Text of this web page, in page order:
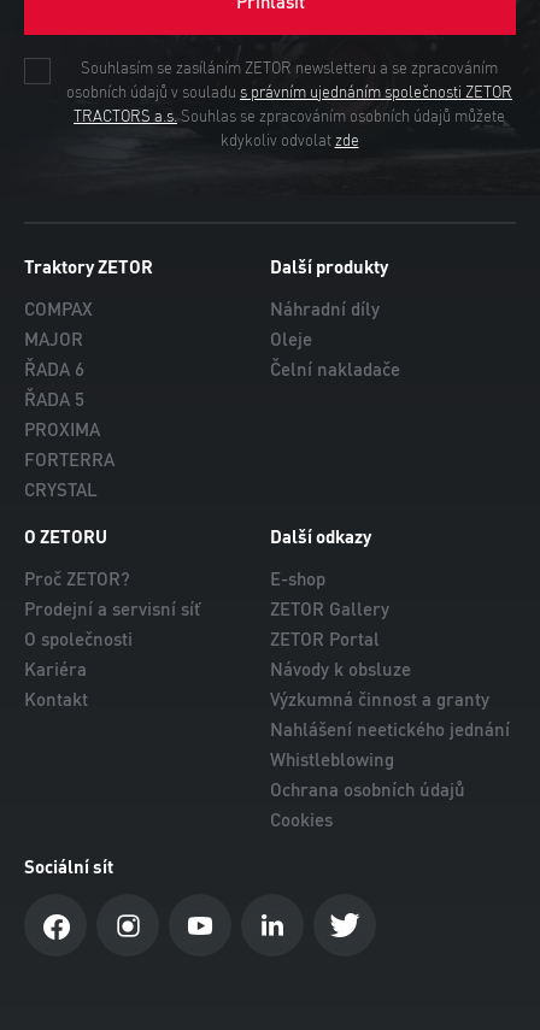
Souhlasím se zasíláním ZETOR newsletteru a se zpracováním
osobních údajů v souladu s právním ujednáním společnosti ZETOR
TRACTORS a.s. Souhlas se zpracováním osobních údajů můžete
kdykoliv odvolat zde
Traktory ZETOR
COMPAX
MAJOR
ŘADA 6
ŘADA 5
PROXIMA
FORTERRA
CRYSTAL
Další produkty
Náhradní díly
Oleje
Čelní nakladače
O ZETORU
Proč ZETOR?
Prodejní a servisní síť
O společnosti
Kariéra
Kontakt
Další odkazy
E-shop
ZETOR Gallery
ZETOR Portal
Návody k obsluze
Výzkumná činnost a granty
Nahlášení neetického jednání
Whistleblowing
Ochrana osobních údajů
Cookies
Sociální sít